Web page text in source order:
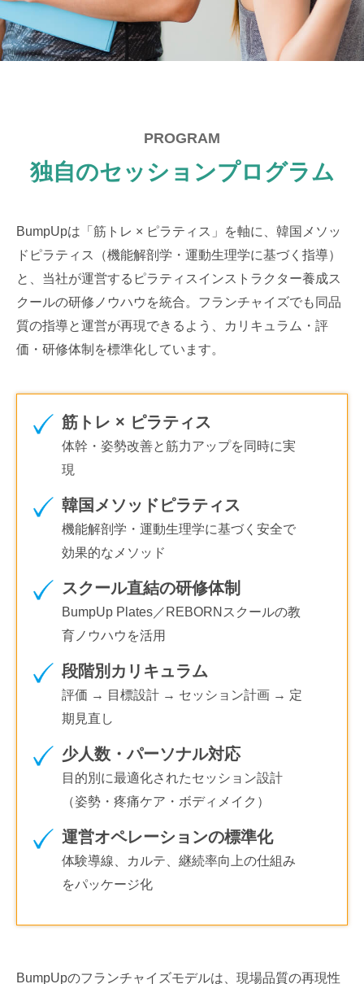
PROGRAM
独自のセッションプログラム
BumpUpは「筋トレ × ピラティス」を軸に、韓国メソッ
ドピラティス（機能解剖学・運動生理学に基づく指導）
と、当社が運営するピラティスインストラクター養成ス
クールの研修ノウハウを統合。フランチャイズでも同品
質の指導と運営が再現できるよう、カリキュラム・評
価・研修体制を標準化しています。
筋トレ × ピラティス
体幹・姿勢改善と筋力アップを同時に実
現
韓国メソッドピラティス
機能解剖学・運動生理学に基づく安全で
効果的なメソッド
スクール直結の研修体制
BumpUp Plates／REBORNスクールの教
育ノウハウを活用
段階別カリキュラム
評価 → 目標設計 → セッション計画 → 定
期見直し
少人数・パーソナル対応
目的別に最適化されたセッション設計
（姿勢・疼痛ケア・ボディメイク）
運営オペレーションの標準化
体験導線、カルテ、継続率向上の仕組み
をパッケージ化
BumpUpのフランチャイズモデルは、現場品質の再現性